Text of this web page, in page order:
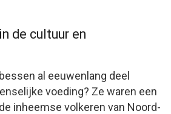
de cultuur en
al eeuwenlang deel
voeding? Ze waren een
inheemse volkeren van Noord-